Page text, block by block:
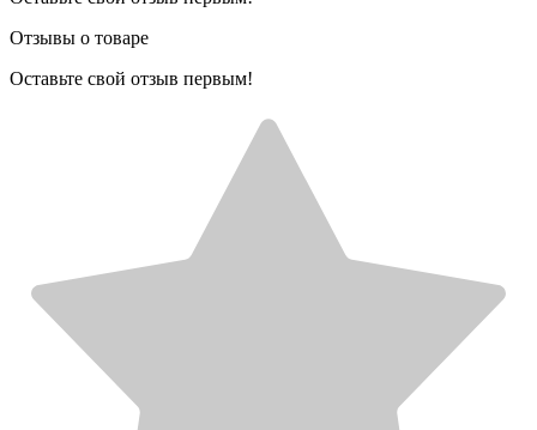
Отзывы о товаре
Оставьте свой отзыв первым!